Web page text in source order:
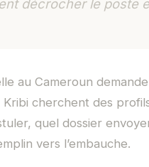
décrocher le poste
au Cameroun
cherchent des
quel dossier
vers l’embauche.